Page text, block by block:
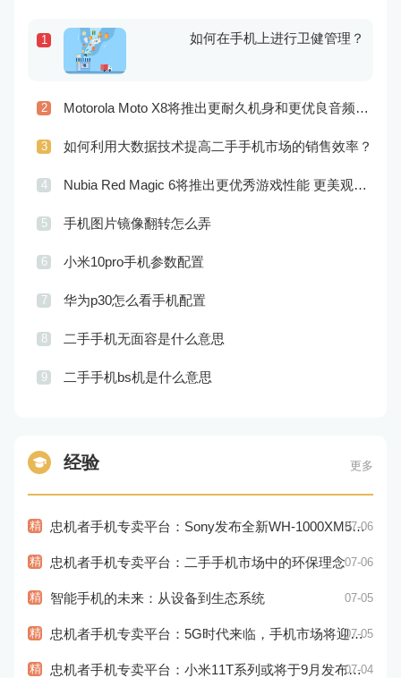
1 如何在手机上进行卫健管理？
2 Motorola Moto X8将推出更耐久机身和更优良音频效果
3 如何利用大数据技术提高二手手机市场的销售效率？
4 Nubia Red Magic 6将推出更优秀游戏性能 更美观的外观设计
5 手机图片镜像翻转怎么弄
6 小米10pro手机参数配置
7 华为p30怎么看手机配置
8 二手手机无面容是什么意思
9 二手手机bs机是什么意思
经验 更多
精 忠机者手机专卖平台：Sony发布全新WH-1000XM5耳机，搭载更多电池和多项创新功能07-06
精 忠机者手机专卖平台：二手手机市场中的环保理念07-06
精 智能手机的未来：从设备到生态系统 07-05
精 忠机者手机专卖平台：5G时代来临，手机市场将迎来新变革07-05
精 忠机者手机专卖平台：小米11T系列或将于9月发布，其中包括一款Pro版本07-04